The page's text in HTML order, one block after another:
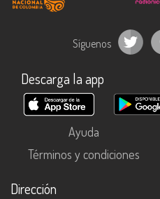
Síguenos
Descarga la app
Ayuda
Términos y condiciones
Dirección